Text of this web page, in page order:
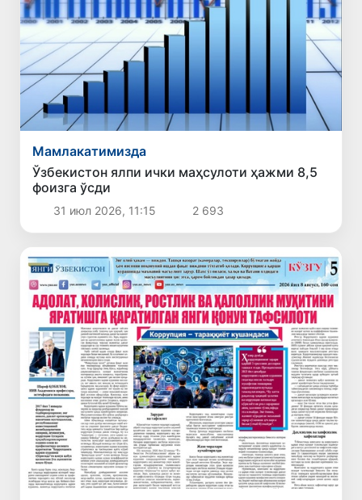
Мамлакатимизда
Ўзбекистон ялпи ички маҳсулоти ҳажми 8,5
фоизга ўсди
31 июл 2026, 11:15 2 693